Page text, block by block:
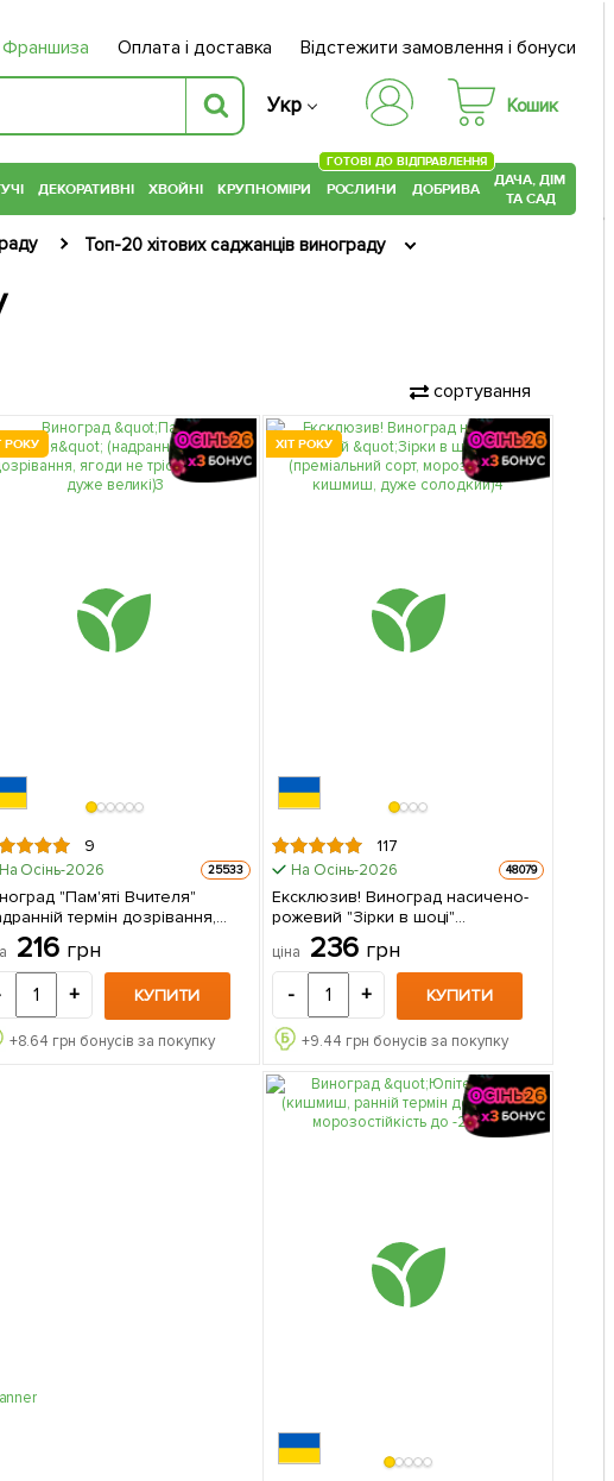
Франшиза Оплата і доставка Відстежити замовлення і бонуси
Укр Кошик
ДЕКОРАТИВНІ ХВОЙНІ КРУПНОМІРИ РОСЛИНИ
ГОТОВІ ДО ВІДПРАВЛЕННЯ
ДОБРИВА
ДАЧА, ДІМ
ТА САД
Топ-20 хітових саджанців винограду
сортування
РОКУ
9
На Осінь-2026 25533
"Пам'яті Вчителя"
термін дозрівання,
не тріскаються і дуже
великі) 1 саджанець в упаковці
216 грн
+ КУПИТИ
+8.64 грн бонусів за покупку
ХІТ РОКУ
117
На Осінь-2026 48079
Ексклюзив! Виноград насичено-
рожевий "Зірки в шоці"
(преміальний сорт, морозостійкий
кишмиш, дуже солодкий) 1
саджанець в упаковці
ціна 236 грн
- + КУПИТИ
+9.44 грн бонусів за покупку